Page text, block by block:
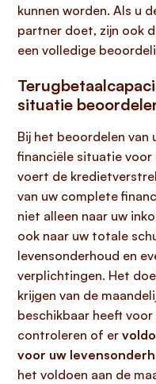
kunnen worden. Als u
partner doet, zijn ook
een volledige
situatie
Bij het beoordelen
financiële situatie voor
voert de
van uw complete
niet alleen naar uw
ook naar uw totale
levensonderhoud en
verplichtingen. Het
krijgen van de
beschikbaar heeft
controleren of er
voor uw
het voldoen aan de